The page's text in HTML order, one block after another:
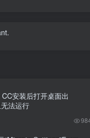
安装后打开桌面出
法运行